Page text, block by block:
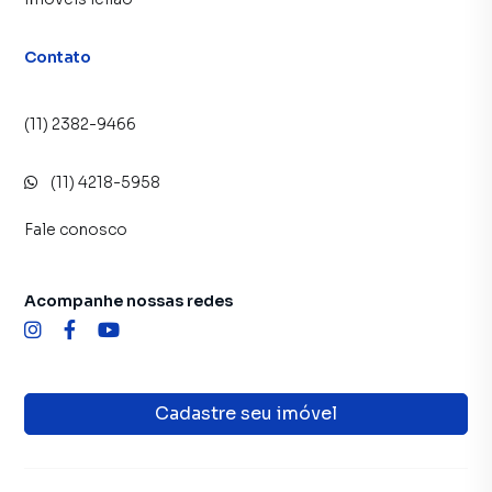
diversas cidades do Brasil, incluindo Guarulhos.
Na Imobiliária Compare você consegue vender ou alugar
Guarulhos, especialmente em Vila Augusta. Isso porque
campanhas específicas para Guarulhos, o que aumenta
consequência uma maior chance de vender ou alugar seu
imóvel mais rápido. Contamos também com um time de
programadores, corretores treinados e uma central de
inquilinos.
Contato
(11) 2382-9466
(11) 4218-5958
Fale conosco
Cadastre seu imóvel
Acompanhe nossas redes